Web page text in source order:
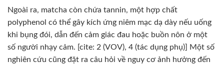
Ngoài ra, matcha còn chứa tannin, một hợp chất
polyphenol có thể gây kích ứng niêm mạc dạ dày nếu uống
khi bụng đói, dẫn đến cảm giác đau hoặc buồn nôn ở một
số người nhạy cảm. [cite: 2 (VOV), 4 (tác dụng phụ)] Một số
nghiên cứu cũng đặt ra câu hỏi về nguy cơ ảnh hưởng đến